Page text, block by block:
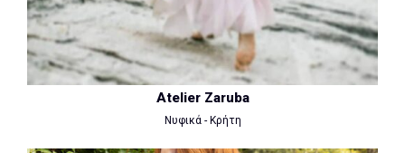
Atelier Zaruba
Νυφικά - Κρήτη